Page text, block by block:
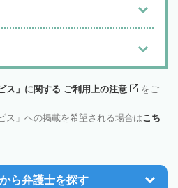
ス」に関する ご利用上の注意
をご
ス」への掲載を希望される場合はこち
ら弁護士を探す